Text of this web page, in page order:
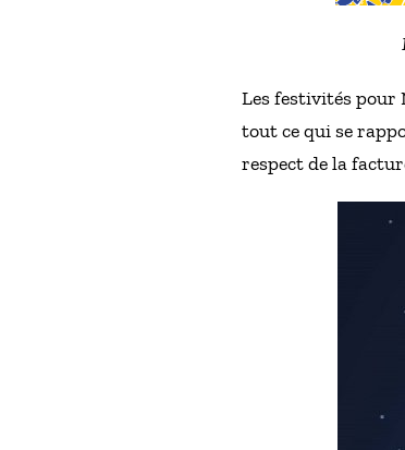
Les festivités pour
tout ce qui se
respect de la